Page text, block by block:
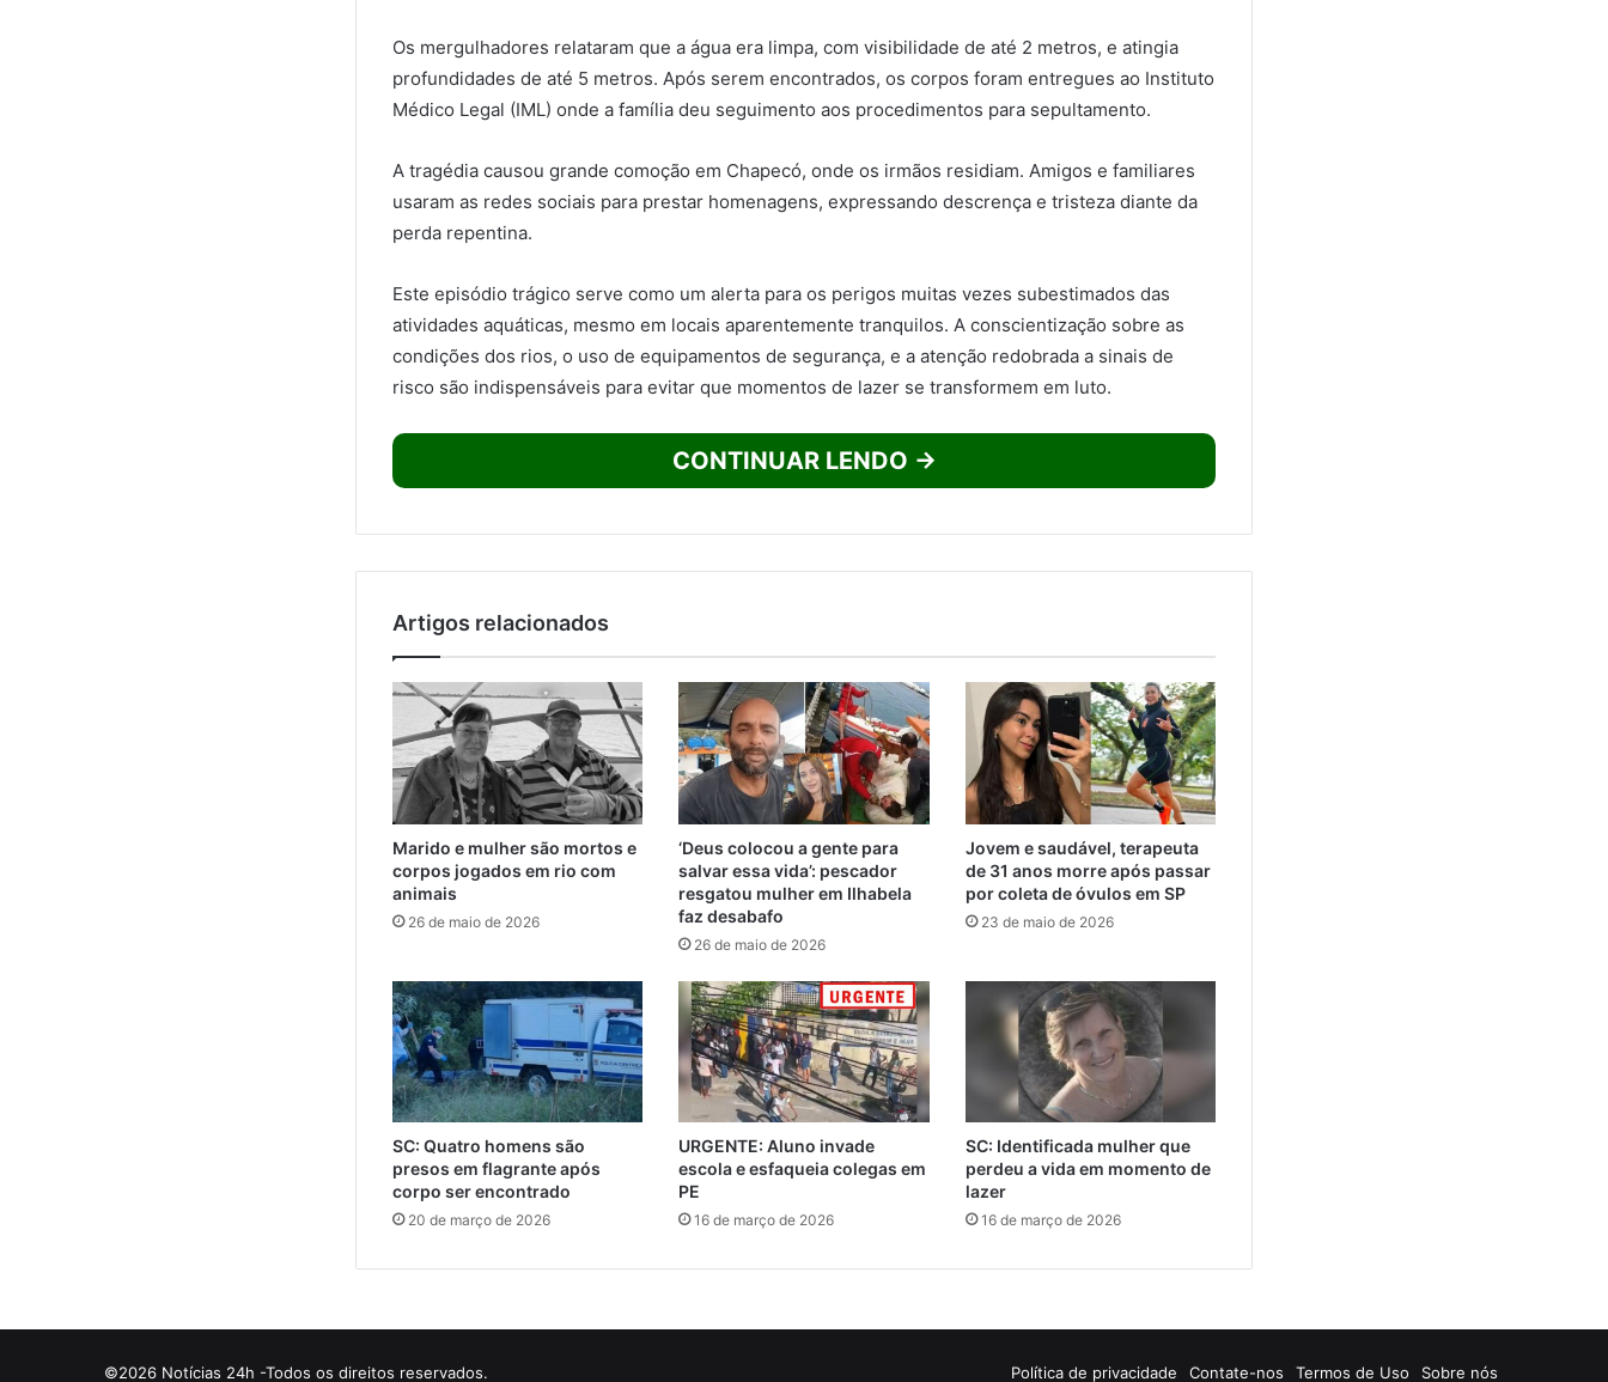
Os mergulhadores relataram que a água era limpa, com visibilidade de até 2 metros, e atingia
profundidades de até 5 metros. Após serem encontrados, os corpos foram entregues ao Instituto
Médico Legal (IML) onde a família deu seguimento aos procedimentos para sepultamento.
A tragédia causou grande comoção em Chapecó, onde os irmãos residiam. Amigos e familiares
usaram as redes sociais para prestar homenagens, expressando descrença e tristeza diante da
perda repentina.
Este episódio trágico serve como um alerta para os perigos muitas vezes subestimados das
atividades aquáticas, mesmo em locais aparentemente tranquilos. A conscientização sobre as
condições dos rios, o uso de equipamentos de segurança, e a atenção redobrada a sinais de
risco são indispensáveis para evitar que momentos de lazer se transformem em luto.
CONTINUAR LENDO →
Artigos relacionados
Marido e mulher são mortos e
corpos jogados em rio com
animais
26 de maio de 2026
‘Deus colocou a gente para
salvar essa vida’: pescador
resgatou mulher em Ilhabela
faz desabafo
26 de maio de 2026
Jovem e saudável, terapeuta
de 31 anos morre após passar
por coleta de óvulos em SP
23 de maio de 2026
SC: Quatro homens são
presos em flagrante após
corpo ser encontrado
20 de março de 2026
URGENTE: Aluno invade
escola e esfaqueia colegas em
PE
16 de março de 2026
SC: Identificada mulher que
perdeu a vida em momento de
lazer
16 de março de 2026
©2026 Notícias 24h -Todos os direitos reservados. Política de privacidade Contate-nos Termos de Uso Sobre nós